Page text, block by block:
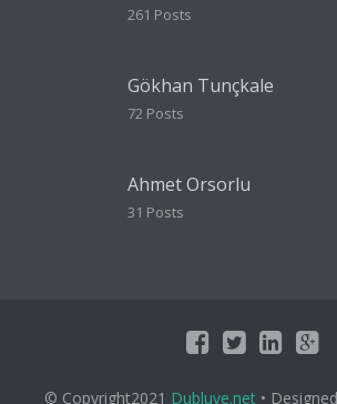
261 Posts
Gökhan Tunçkale
72 Posts
Ahmet Orsorlu
31 Posts
© Copyright2021 Dubluve.net•